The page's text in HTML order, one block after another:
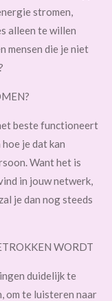
stromen,
alleen te willen
mensen die je niet
beste functioneert
je dat kan
Want het is
in jouw netwerk,
je dan nog steeds
WORDT
duidelijk te
om te luisteren naar